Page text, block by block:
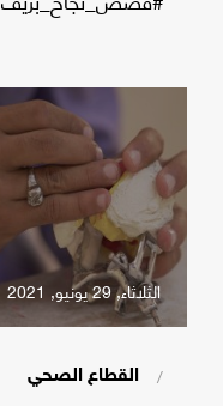
الثلاثاء, 29 يونيو, 2021
/ القطاع الصحي